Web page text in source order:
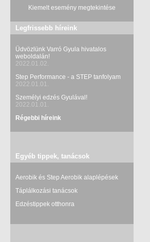
Kiemelt esemény megtekintése
Legfrissebb híreink
Üdvözlünk Varró Gyula hivatalos
weboldalán!
2022.01.02.
Step Performance - a STEP tanfolyam
2022.01.01.
Személyi edzés Gyulával!
2022.01.01.
Régebbi híreink
Egyéb tippek, tanácsok
Aerobik és Step Aerobik alaplépések
Táplálkozási tanácsok
Edzéstippek otthonra